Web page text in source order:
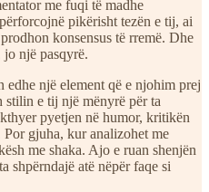
me fuqi të madhe
pikërisht tezën e tij, ai
konsensus të rremë. Dhe
jo një pasqyrë.
edhe një element që e njohim prej
stilin e tij një mënyrë për ta
pyetjen në humor, kritikën
gjuha, kur analizohet me
me shaka. Ajo e ruan shenjën
shpërndajë atë nëpër faqe si